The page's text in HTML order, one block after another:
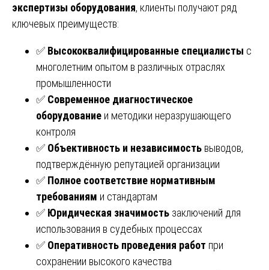
экспертизы оборудования, клиенты получают ряд
ключевых преимуществ:
✅ Высококвалифицированные специалисты с
многолетним опытом в различных отраслях
промышленности
✅ Современное диагностическое
оборудование и методики неразрушающего
контроля
✅ Объективность и независимость выводов,
подтверждённую репутацией организации
✅ Полное соответствие нормативным
требованиям и стандартам
✅ Юридическая значимость заключений для
использования в судебных процессах
✅ Оперативность проведения работ при
сохранении высокого качества